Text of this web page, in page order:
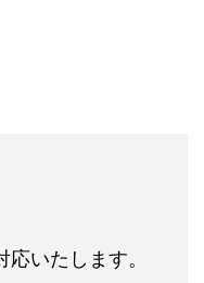
いたします。